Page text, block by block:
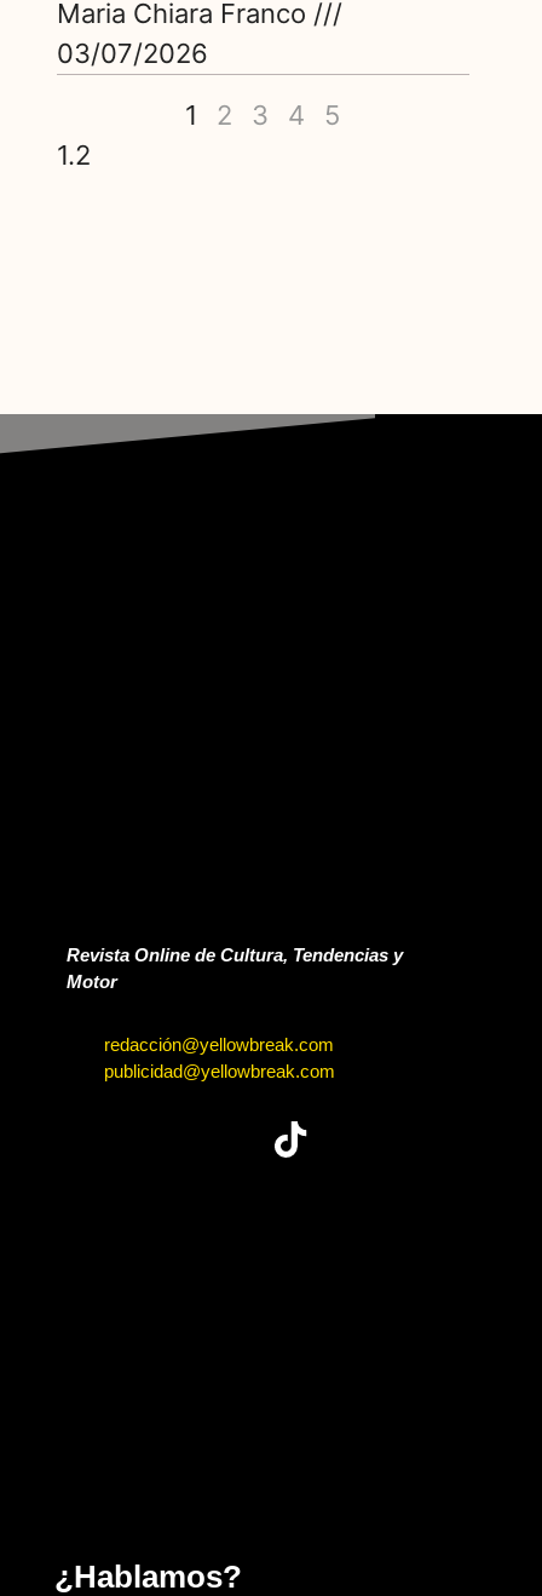
Maria Chiara Franco
03/07/2026
1
2 3 4 5
Revista Online de Cultura, Tendencias y
Motor
redacción@yellowbreak.com
publicidad@yellowbreak.com
¿Hablamos?